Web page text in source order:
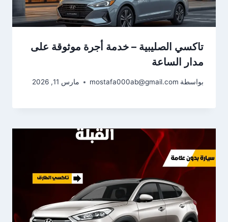
تاكسي الصليبية – خدمة أجرة موثوقة على
مدار الساعة
بواسطة mostafa000ab@gmail.com مارس 11, 2026